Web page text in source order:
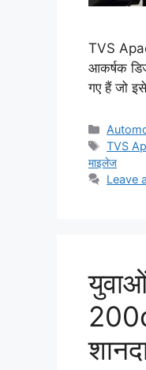
TVS
आकर्षक
गए हैं जो
Tags
TVS
माइलेज
Leave